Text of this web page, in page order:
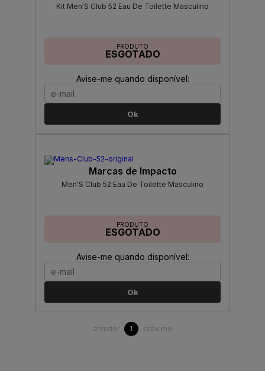
Kit Men'S Club 52 Eau De Toilette Masculino
PRODUTO
ESGOTADO
Avise-me quando disponível:
Ok
Marcas de Impacto
Men'S Club 52 Eau De Toilette Masculino
PRODUTO
ESGOTADO
Avise-me quando disponível:
Ok
anterior 1 próximo